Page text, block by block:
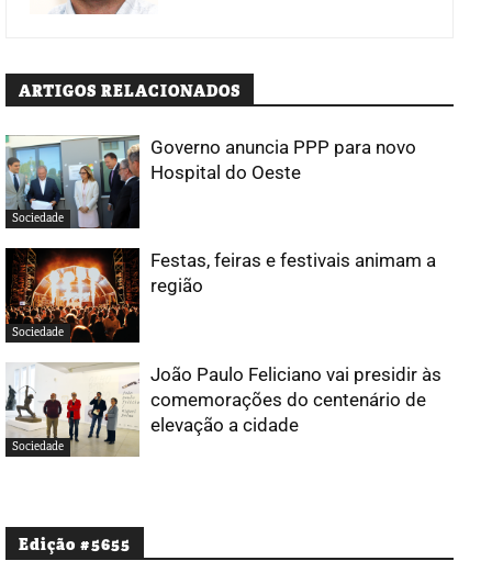
ARTIGOS RELACIONADOS
Sociedade
Governo anuncia PPP para novo
Hospital do Oeste
Sociedade
Festas, feiras e festivais animam a
região
Sociedade
João Paulo Feliciano vai presidir às
comemorações do centenário de
elevação a cidade
Edição #5655